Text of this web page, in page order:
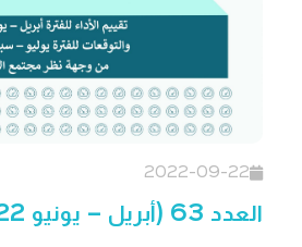
2022-09-22
العدد 63 (أبريل – يونيو 2022)